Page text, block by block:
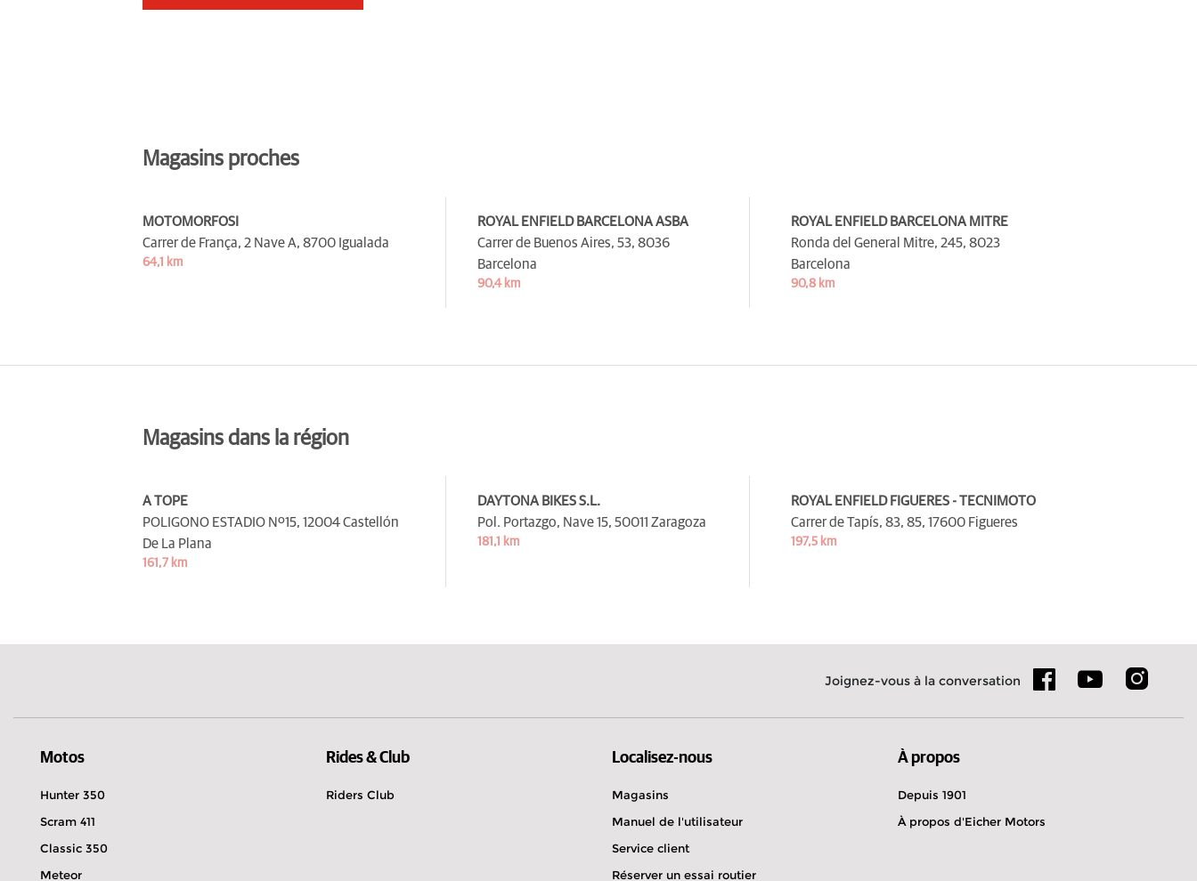
Magasins proches
MOTOMORFOSI
Carrer de França, 2 Nave A, 8700 Igualada
64,1 km
ROYAL ENFIELD BARCELONA ASBA
Carrer de Buenos Aires, 53, 8036
Barcelona
90,4 km
ROYAL ENFIELD BARCELONA MITRE
Ronda del General Mitre, 245, 8023
Barcelona
90,8 km
Magasins dans la région
A TOPE
POLIGONO ESTADIO Nº15, 12004 Castellón
De La Plana
161,7 km
DAYTONA BIKES S.L.
Pol. Portazgo, Nave 15, 50011 Zaragoza
181,1 km
ROYAL ENFIELD FIGUERES - TECNIMOTO
Carrer de Tapís, 83, 85, 17600 Figueres
197,5 km
Joignez-vous à la conversation
Motos
Hunter 350
Scram 411
Classic 350
Meteor
Rides & Club
Riders Club
Localisez-nous
Magasins
Manuel de l'utilisateur
Service client
Réserver un essai routier
À propos
Depuis 1901
À propos d'Eicher Motors